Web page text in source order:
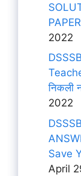
2022
निकली
2022
Save
April